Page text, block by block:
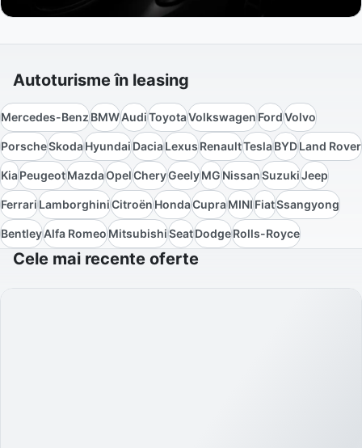
Autoturisme în leasing
Mercedes-BenzBMWAudiToyotaVolkswagenFordVolvo
PorscheSkodaHyundaiDaciaLexusRenaultTeslaBYDLand Rover
KiaPeugeotMazdaOpelCheryGeelyMGNissanSuzukiJeep
FerrariLamborghiniCitroënHondaCupraMINIFiatSsangyong
BentleyAlfa RomeoMitsubishiSeatDodgeRolls-Royce
Cele mai recente oferte